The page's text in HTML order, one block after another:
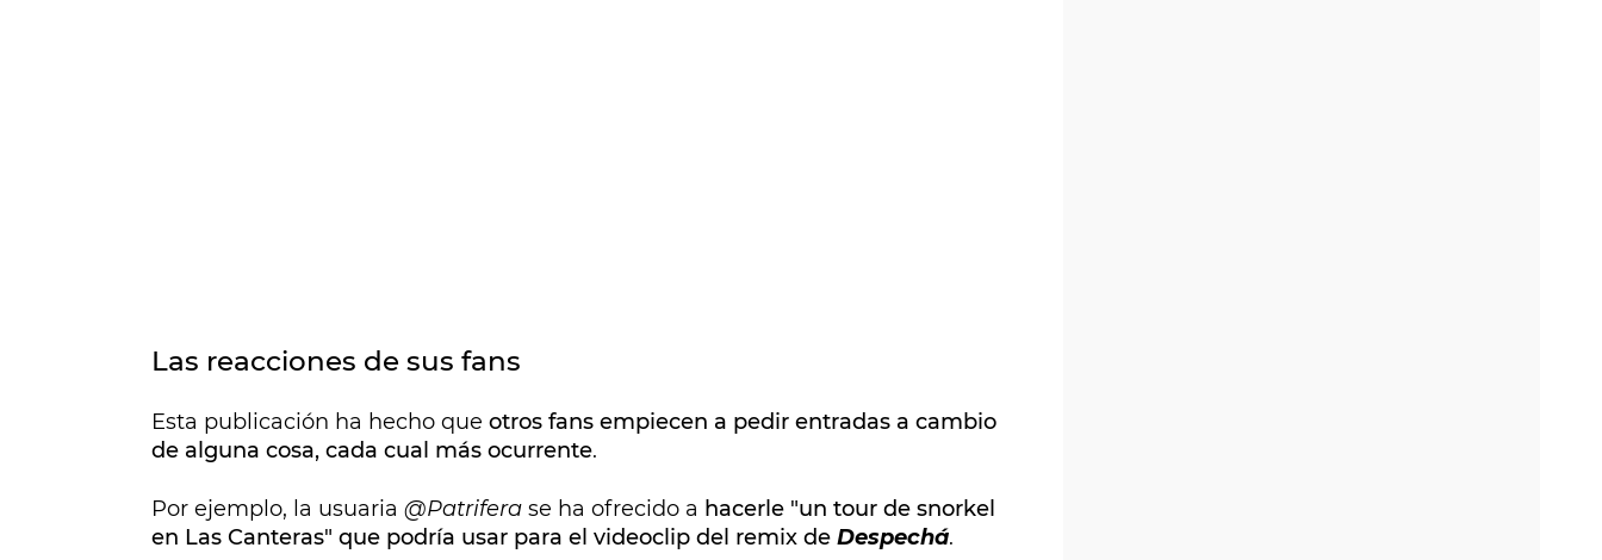
Las reacciones de sus fans
Esta publicación ha hecho que otros fans empiecen a pedir entradas a cambio
de alguna cosa, cada cual más ocurrente.
Por ejemplo, la usuaria @Patrifera se ha ofrecido a hacerle "un tour de snorkel
en Las Canteras" que podría usar para el videoclip del remix de Despechá.